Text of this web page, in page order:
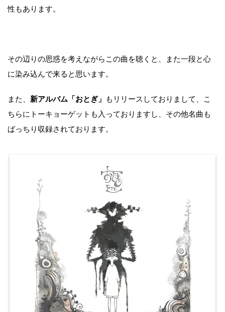
性もあります。
その辺りの思惑を考えながらこの曲を聴くと、また一段と心
に染み込んで来ると思います。
また、 新アルバム「おとぎ」 もリリースしておりまして、こ
ちらにトーキョーゲットも入っておりますし、その他名曲も
ばっちり収録されております。